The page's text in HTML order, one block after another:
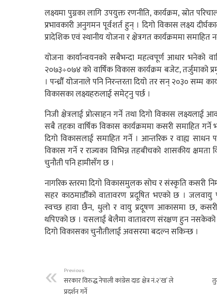
लक्ष्यमा पुग्नका लागि उपयुक्त रणनीति, कार्यक्रम, स्रोत
प्रभावकारी अनुगमन पूर्वशर्त हुन् । दिगो विकास लक्ष्य
प्रादेशिक एवं स्थानीय योजना र क्षेत्रगत कार्यक्रममा समाहित
योजना कार्यान्वयनको सबैभन्दा महत्वपूर्ण आधार भनेको
२०७३÷०७४ को वार्षिक विकास कार्यक्रम बजेट, तर्जुमाको
। पन्ध्रौँ योजनाले पनि निरन्तरता दियो तर सन् २०३० सम्म
विकासका लक्ष्यहरुलाई समेट्नु पर्छ ।
निजी क्षेत्रलाई प्रोत्साहन गर्ने तथा दिगो विकास
सबै तहका वार्षिक विकास कार्यक्रममा कसरी समाहित गर्ने
दिगो विकासलाई समाहित गर्ने । आन्तरिक र वाह्य साधन
विकास गर्ने र राज्यका विभिन्न तहबीचको शासकीय
चुनौती पनि हामीसँग छ ।
नागरिक स्तरमा दिगो विकासमुलक सोच र संस्कृति कसरी
सहर काठमाडौँको वातावरण प्रदूषित भएको छ ।
स्वच्छ हावा छैन, धुलो र वायु प्रदूषण आकासमा छ,
थपिएको छ । यसलाई बेलैमा वातावरण संरक्षण हुन नसकेको
दिगो विकासका चुनौतीलाई अवसरमा बदल्न सकिन्छ ।
Previous:
सरकार विरुद्ध नेपाली कांग्रेस दाङ क्षेत्र नं.२‘ख’ ले
प्रदर्शन गर्ने